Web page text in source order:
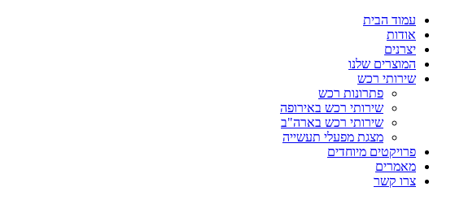
עמוד הבית
אודות
יצרנים
המוצרים שלנו
שירותי רכש
פתרונות רכש
שירותי רכש באירופה
שירותי רכש בארה"ב
מצגת מפעלי תעשייה
פרויקטים מיוחדים
מאמרים
צרו קשר